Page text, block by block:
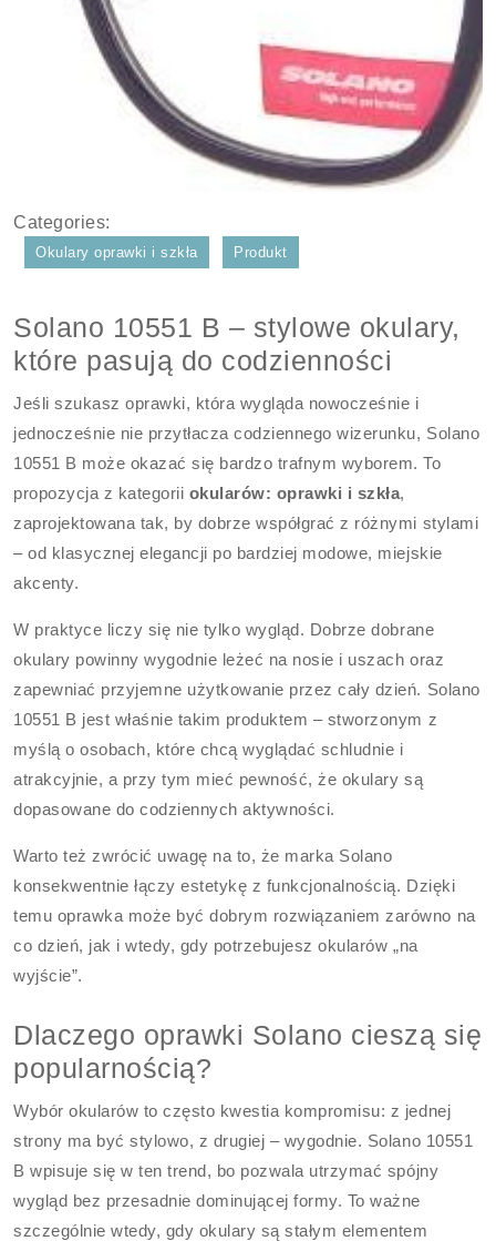
Categories:
Okulary oprawki i szkła Produkt
Solano 10551 B – stylowe okulary,
które pasują do codzienności
Jeśli szukasz oprawki, która wygląda nowocześnie i
jednocześnie nie przytłacza codziennego wizerunku, Solano
10551 B może okazać się bardzo trafnym wyborem. To
propozycja z kategorii okularów: oprawki i szkła,
zaprojektowana tak, by dobrze współgrać z różnymi stylami
– od klasycznej elegancji po bardziej modowe, miejskie
akcenty.
W praktyce liczy się nie tylko wygląd. Dobrze dobrane
okulary powinny wygodnie leżeć na nosie i uszach oraz
zapewniać przyjemne użytkowanie przez cały dzień. Solano
10551 B jest właśnie takim produktem – stworzonym z
myślą o osobach, które chcą wyglądać schludnie i
atrakcyjnie, a przy tym mieć pewność, że okulary są
dopasowane do codziennych aktywności.
Warto też zwrócić uwagę na to, że marka Solano
konsekwentnie łączy estetykę z funkcjonalnością. Dzięki
temu oprawka może być dobrym rozwiązaniem zarówno na
co dzień, jak i wtedy, gdy potrzebujesz okularów „na
wyjście”.
Dlaczego oprawki Solano cieszą się
popularnością?
Wybór okularów to często kwestia kompromisu: z jednej
strony ma być stylowo, z drugiej – wygodnie. Solano 10551
B wpisuje się w ten trend, bo pozwala utrzymać spójny
wygląd bez przesadnie dominującej formy. To ważne
szczególnie wtedy, gdy okulary są stałym elementem